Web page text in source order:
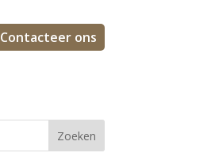
Contacteer ons